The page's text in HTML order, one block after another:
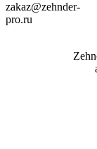
zakaz@zehnder-
pro.ru